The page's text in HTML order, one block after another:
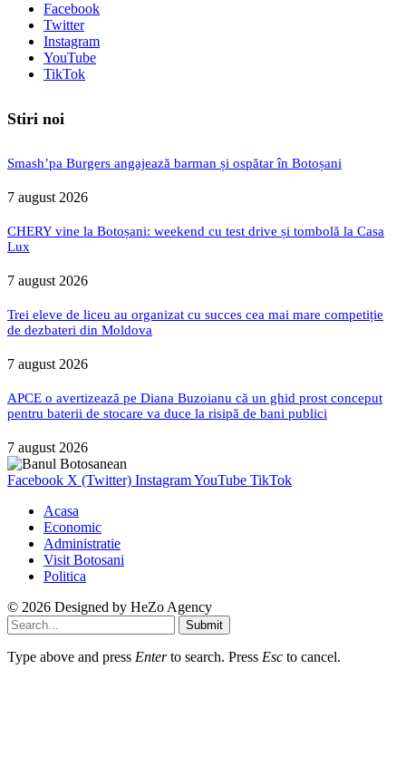
Facebook
Twitter
Instagram
YouTube
TikTok
Stiri noi
Smash’pa Burgers angajează barman și ospătar în Botoșani
7 august 2026
CHERY vine la Botoșani: weekend cu test drive și tombolă la Casa
Lux
7 august 2026
Trei eleve de liceu au organizat cu succes cea mai mare competiție
de dezbateri din Moldova
7 august 2026
APCE o avertizează pe Diana Buzoianu că un ghid prost conceput
pentru baterii de stocare va duce la risipă de bani publici
7 august 2026
Facebook X (Twitter) InstagramYouTube TikTok
Acasa
Economic
Administratie
Visit Botosani
Politica
© 2026 Designed by HeZo Agency
Submit
Type above and press Enterto search. Press Esc to cancel.